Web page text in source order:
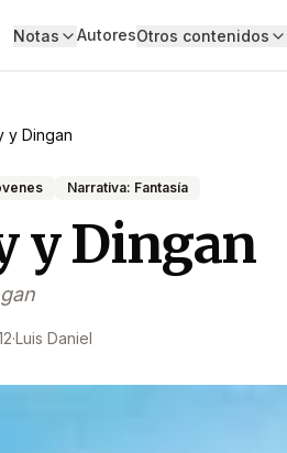
Notas AutoresOtros contenidos
y Dingan
Narrativa: Fantasía
y Dingan
·Luis Daniel